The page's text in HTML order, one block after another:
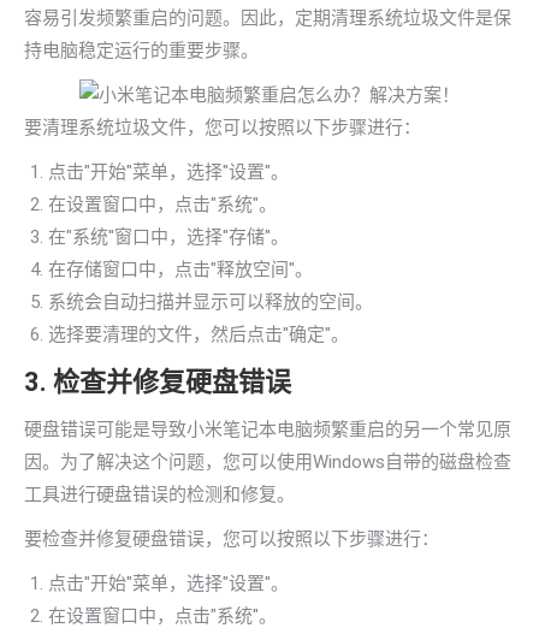
容易引发频繁重启的问题。因此，定期清理系统垃圾文件是保
持电脑稳定运行的重要步骤。
要清理系统垃圾文件，您可以按照以下步骤进行：
点击"开始"菜单，选择"设置"。
在设置窗口中，点击"系统"。
在"系统"窗口中，选择"存储"。
在存储窗口中，点击"释放空间"。
系统会自动扫描并显示可以释放的空间。
选择要清理的文件，然后点击"确定"。
3. 检查并修复硬盘错误
硬盘错误可能是导致小米笔记本电脑频繁重启的另一个常见原
因。为了解决这个问题，您可以使用Windows自带的磁盘检查
工具进行硬盘错误的检测和修复。
要检查并修复硬盘错误，您可以按照以下步骤进行：
点击"开始"菜单，选择"设置"。
在设置窗口中，点击"系统"。